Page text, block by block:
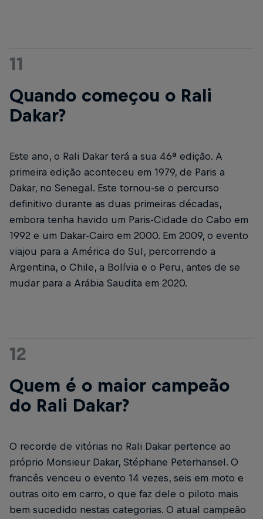
11
Quando começou o Rali
Dakar?
Este ano, o Rali Dakar terá a sua 46ª edição. A
primeira edição aconteceu em 1979, de Paris a
Dakar, no Senegal. Este tornou-se o percurso
definitivo durante as duas primeiras décadas,
embora tenha havido um Paris-Cidade do Cabo em
1992 e um Dakar-Cairo em 2000. Em 2009, o evento
viajou para a América do Sul, percorrendo a
Argentina, o Chile, a Bolívia e o Peru, antes de se
mudar para a Arábia Saudita em 2020.
12
Quem é o maior campeão
do Rali Dakar?
O recorde de vitórias no Rali Dakar pertence ao
próprio Monsieur Dakar, Stéphane Peterhansel. O
francês venceu o evento 14 vezes, seis em moto e
outras oito em carro, o que faz dele o piloto mais
bem sucedido nestas categorias. O atual campeão